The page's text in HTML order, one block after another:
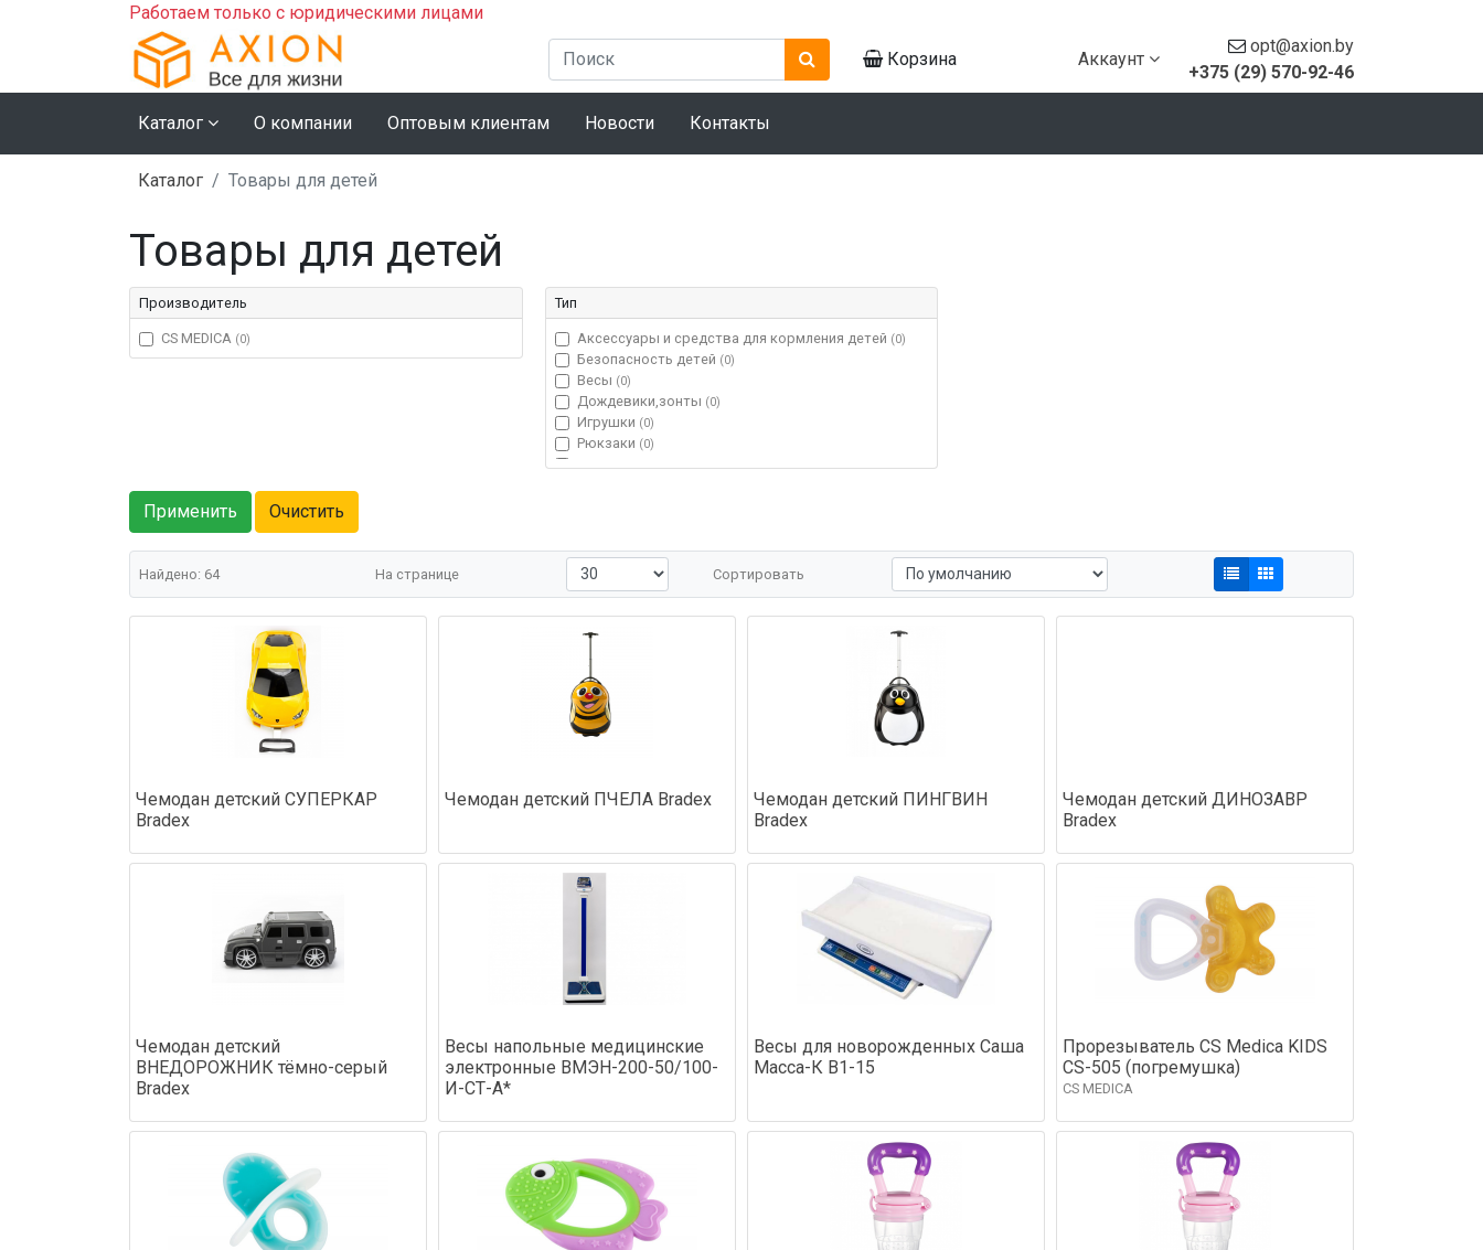
Работаем только с юридическими лицами
Корзина Аккаунт
opt@axion.by
+375 (29) 570-92-46
Каталог О компании Оптовым клиентам Новости Контакты
Каталог Товары для детей
Товары для детей
Производитель
CS MEDICA (0)
Тип
Аксессуары и средства для кормления детей (0)
Безопасность детей (0)
Весы (0)
Дождевики,зонты (0)
Игрушки (0)
Рюкзаки (0)
Найдено: 64 На странице Сортировать
Чемодан детский СУПЕРКАР
Bradex
Чемодан детский ПЧЕЛА Bradex
Чемодан детский ПИНГВИН
Bradex
Чемодан детский ДИНОЗАВР
Bradex
Чемодан детский
ВНЕДОРОЖНИК тёмно-серый
Bradex
Весы напольные медицинские
электронные ВМЭН-200-50/100-
И-СТ-А*
Весы для новорожденных Саша
Масса-К В1-15
Прорезыватель CS Medica KIDS
CS-505 (погремушка)
CS MEDICA